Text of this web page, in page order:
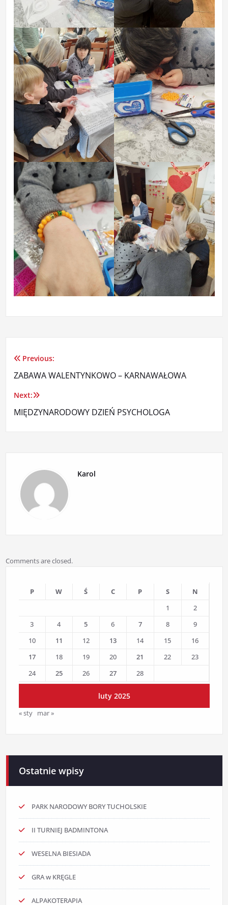
Nawigacja
wpisu
Previous:
ZABAWA WALENTYNKOWO – KARNAWAŁOWA
Next:
MIĘDZYNARODOWY DZIEŃ PSYCHOLOGA
Karol
Comments are closed.
luty 2025
P W Ś C P S
N
1
2
3
4 5 6 7 8
9
10
11 12 13 14 15
16
17
18 19 20 21 22
23
24
25 26 27 28
« sty mar »
Ostatnie wpisy
PARK NARODOWY BORY TUCHOLSKIE
II TURNIEJ BADMINTONA
WESELNA BIESIADA
GRA w KRĘGLE
ALPAKOTERAPIA